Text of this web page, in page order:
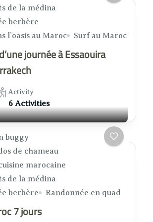
de la médina
berbère
l’oasis au Maroc
Surf au Maroc
journée à Essaouira
Activity
6 Activities
buggy
de chameau
marocaine
de la médina
berbère
Randonnée en quad
7 jours